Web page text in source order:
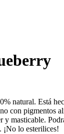
natural. Está
con pigmentos
y masticable.
¡No lo esterilices!